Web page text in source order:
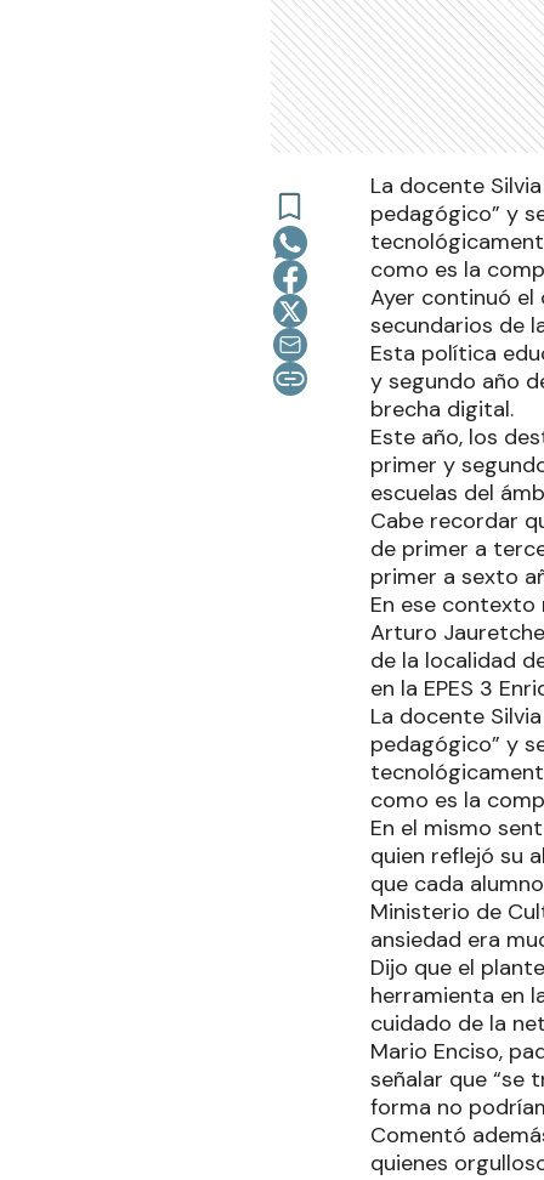
La docente
pedagógico” y
como es la
Ayer continuó
secundarios de
Esta política
y segundo año
brecha digital.
Este año, los
primer y
escuelas del
Cabe recordar
de primer a
primer a sexto
En ese contexto
Arturo Jauretche
de la localidad
en la EPES 3
La docente
pedagógico” y
como es la
En el mismo
quien reflejó su
que cada
Ministerio de
ansiedad era
Dijo que el
herramienta en
cuidado de la
Mario Enciso,
señalar que “se
forma no
Comentó
quienes